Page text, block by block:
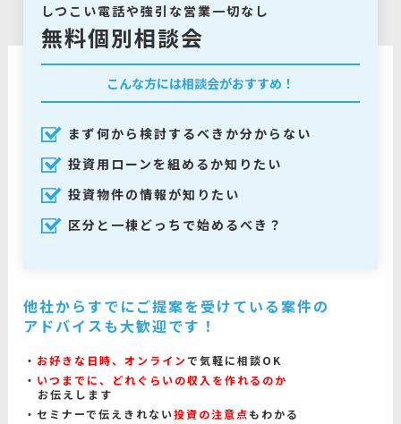
しつこい電話や強引な営業一切なし
無料個別相談会
こんな方には相談会がおすすめ！
まず何から検討するべきか分からない
投資用ローンを組めるか知りたい
投資物件の情報が知りたい
区分と一棟どっちで始めるべき？
他社からすでにご提案を受けている案件の
アドバイスも大歓迎です！
お好きな日時、オンラインで気軽に相談OK
いつまでに、どれぐらいの収入を作れるのか
お伝えします
セミナーで伝えきれない投資の注意点 もわかる